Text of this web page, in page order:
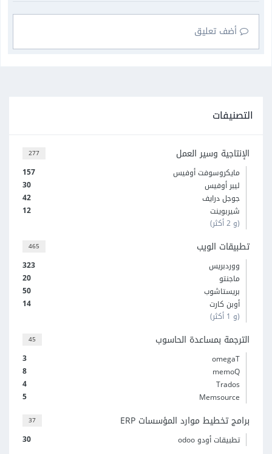
أضف تعليق
التصنيفات
277 الإنتاجية وسير العمل
157
مايكروسوفت أوفيس
30
ليبر أوفيس
42
جوجل درايف
12
شيربوينت
(و 2 أكثر)
465 تطبيقات الويب
323
ووردبريس
20
ماجنتو
50
بريستاشوب
14
أوبن كارت
(و 1 أكثر)
45 الترجمة بمساعدة الحاسوب
3
omegaT
8
memoQ
4
Trados
5
Memsource
37 برامج تخطيط موارد المؤسسات ERP
30 تطبيقات أودو odoo